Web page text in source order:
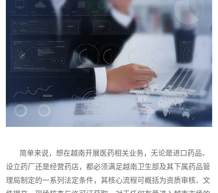
简单来说，想在越南开展医药相关业务，无论是进口药品、
设立药厂还是经营药店，都必须满足越南卫生部及其下属药品管
理局制定的一系列法定条件，其核心流程可概括为资质审核、文